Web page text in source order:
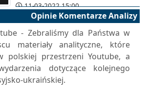
11-03-2022 15:00
Opinie Komentarze Analizy
- Zebraliśmy dla Państwa w
materiały analityczne, które
polskiej przestrzeni Youtube, a
dotyczące kolejnego
ukraińskiej.